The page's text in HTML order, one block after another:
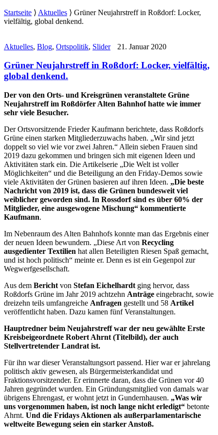
Startseite ⟩ Aktuelles ⟩ Grüner Neujahrstreff in Roßdorf: Locker,
vielfältig, global denkend.
Aktuelles, Blog, Ortspolitik, Slider 21. Januar 2020
Grüner Neujahrstreff in Roßdorf: Locker, vielfältig,
global denkend.
Der von den Orts- und Kreisgrünen veranstaltete Grüne
Neujahrstreff im Roßdörfer Alten Bahnhof hatte wie immer
sehr viele Besucher.
Der Ortsvorsitzende Frieder Kaufmann berichtete, dass Roßdorfs
Grüne einen starken Mitgliederzuwachs haben. „Wir sind jetzt
doppelt so viel wie vor zwei Jahren.“ Allein sieben Frauen sind
2019 dazu gekommen und bringen sich mit eigenen Ideen und
Aktivitäten stark ein. Die Artikelserie „Die Welt ist voller
Möglichkeiten“ und die Beteiligung an den Friday-Demos sowie
viele Aktivitäten der Grünen basieren auf ihren Ideen. „Die beste
Nachricht von 2019 ist, dass die Grünen bundesweit viel
weiblicher geworden sind. In Rossdorf sind es über 60% der
Mitglieder, eine ausgewogene Mischung“ kommentierte
Kaufmann.
Im Nebenraum des Alten Bahnhofs konnte man das Ergebnis einer
der neuen Ideen bewundern. „Diese Art von Recycling
ausgedienter Textilien hat allen Beteiligten Riesen Spaß gemacht,
und ist hoch politisch“ meinte er. Denn es ist ein Gegenpol zur
Wegwerfgesellschaft.
Aus dem Bericht von Stefan Eichelhardt ging hervor, dass
Roßdorfs Grüne im Jahr 2019 achtzehn Anträge eingebracht, sowie
dreizehn teils umfangreiche Anfragen gestellt und 58 Artikel
veröffentlicht haben. Dazu kamen fünf Veranstaltungen.
Hauptredner beim Neujahrstreff war der neu gewählte Erste
Kreisbeigeordnete Robert Ahrnt (Titelbild), der auch
Stellvertretender Landrat ist.
Für ihn war dieser Veranstaltungsort passend. Hier war er jahrelang
politisch aktiv gewesen, als Bürgermeisterkandidat und
Fraktionsvorsitzender. Er erinnerte daran, dass die Grünen vor 40
Jahren gegründet wurden. Ein Gründungsmitglied von damals war
übrigens Ehrengast, er wohnt jetzt in Gundernhausen. „Was wir
uns vorgenommen haben, ist noch lange nicht erledigt“ betonte
Ahrnt. Und die Fridays Aktionen als außerparlamentarische
weltweite Bewegung seien ein starker Anstoß.